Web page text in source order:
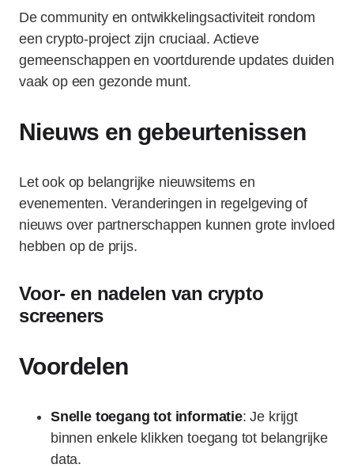
De community en ontwikkelingsactiviteit rondom
een crypto-project zijn cruciaal. Actieve
gemeenschappen en voortdurende updates duiden
vaak op een gezonde munt.
Nieuws en gebeurtenissen
Let ook op belangrijke nieuwsitems en
evenementen. Veranderingen in regelgeving of
nieuws over partnerschappen kunnen grote invloed
hebben op de prijs.
Voor- en nadelen van crypto
screeners
Voordelen
Snelle toegang tot informatie: Je krijgt
binnen enkele klikken toegang tot belangrijke
data.